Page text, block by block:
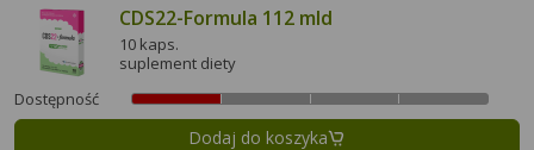
CDS22-Formula 112 mld
10 kaps.
suplement diety
Dostępność
Dodaj do koszyka